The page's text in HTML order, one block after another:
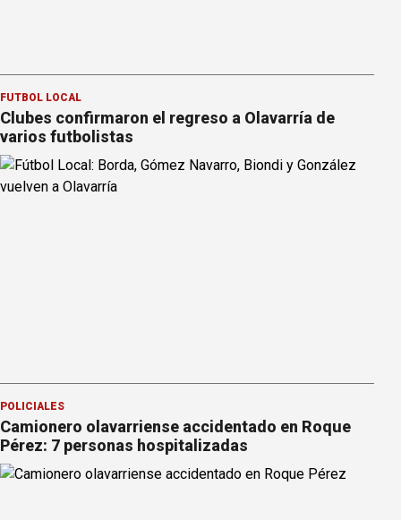
FÚTBOL LOCAL
Clubes confirmaron el regreso a Olavarría de
varios futbolistas
POLICIALES
Camionero olavarriense accidentado en Roque
Pérez: 7 personas hospitalizadas